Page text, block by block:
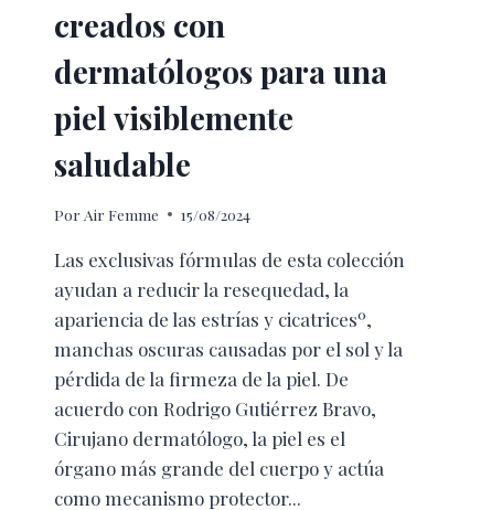
creados con
dermatólogos para una
piel visiblemente
saludable
Por Air Femme 15/08/2024
Las exclusivas fórmulas de esta colección
ayudan a reducir la resequedad, la
apariencia de las estrías y cicatricesº,
manchas oscuras causadas por el sol y la
pérdida de la firmeza de la piel. De
acuerdo con Rodrigo Gutiérrez Bravo,
Cirujano dermatólogo, la piel es el
órgano más grande del cuerpo y actúa
como mecanismo protector...